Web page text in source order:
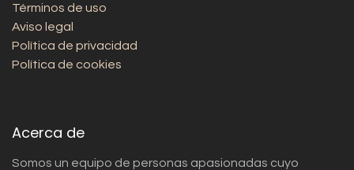
Términos de uso
Aviso legal
Política de privacidad
Política de cookies
Acerca de
Somos un equipo de personas apasionadas cuyo